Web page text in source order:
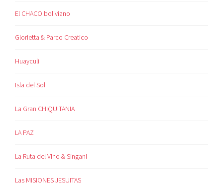
El CHACO boliviano
Glorietta & Parco Creatico
Huayculi
Isla del Sol
La Gran CHIQUITANIA
LA PAZ
La Ruta del Vino & Singani
Las MISIONES JESUITAS